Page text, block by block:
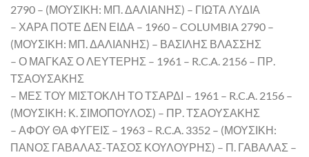
2790 – (ΜΟΥΣΙΚΗ: ΜΠ. ΔΑΛΙΑΝΗΣ) – ΓΙΩΤΑ ΛΥΔΙΑ
– ΧΑΡΑ ΠΟΤΕ ΔΕΝ ΕΙΔΑ – 1960 – COLUMBIA 2790 –
(ΜΟΥΣΙΚΗ: ΜΠ. ΔΑΛΙΑΝΗΣ) – ΒΑΣΙΛΗΣ ΒΛΑΣΣΗΣ
– Ο ΜΑΓΚΑΣ Ο ΛΕΥΤΕΡΗΣ – 1961 – R.C.A. 2156 – ΠΡ.
ΤΣΑΟΥΣΑΚΗΣ
– ΜΕΣ ΤΟΥ ΜΙΣΤΟΚΛΗ ΤΟ ΤΣΑΡΔΙ – 1961 – R.C.A. 2156 –
(ΜΟΥΣΙΚΗ: Κ. ΣΙΜΟΠΟΥΛΟΣ) – ΠΡ. ΤΣΑΟΥΣΑΚΗΣ
– ΑΦΟΥ ΘΑ ΦΥΓΕΙΣ – 1963 – R.C.A. 3352 – (ΜΟΥΣΙΚΗ:
ΠΑΝΟΣ ΓΑΒΑΛΑΣ-ΤΑΣΟΣ ΚΟΥΛΟΥΡΗΣ) – Π. ΓΑΒΑΛΑΣ –